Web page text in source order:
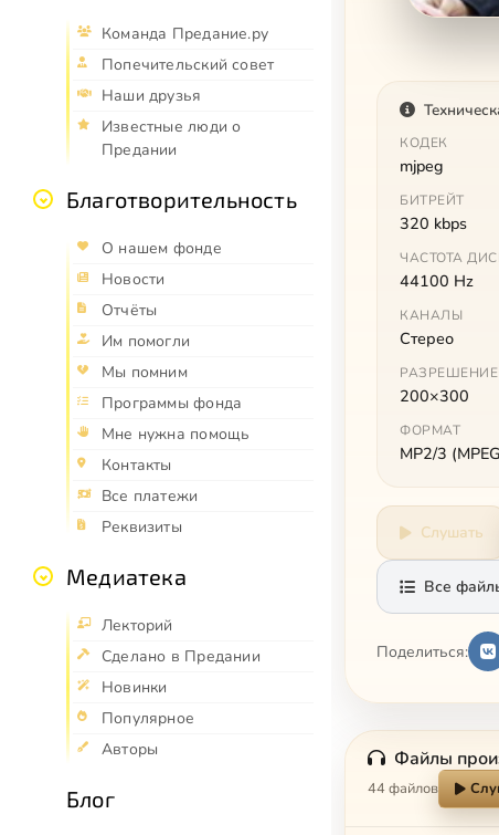
Команда Предание.ру
Попечительский совет
Наши друзья
Известные люди о
Предании
Благотворительность
О нашем фонде
Новости
Отчёты
Им помогли
Мы помним
Программы фонда
Мне нужна помощь
Контакты
Все платежи
Реквизиты
Медиатека
Лекторий
Сделано в Предании
Новинки
Популярное
Авторы
Блог
КОДЕК
mjpeg
БИТРЕЙТ
320 kbps
ЧАСТОТА
44100 Hz
КАНАЛЫ
Стерео
РАЗРЕШЕНИЕ
200×300
ФОРМАТ
MP2/3
Слушать
Все
Поделиться:
Файлы
44 файлов